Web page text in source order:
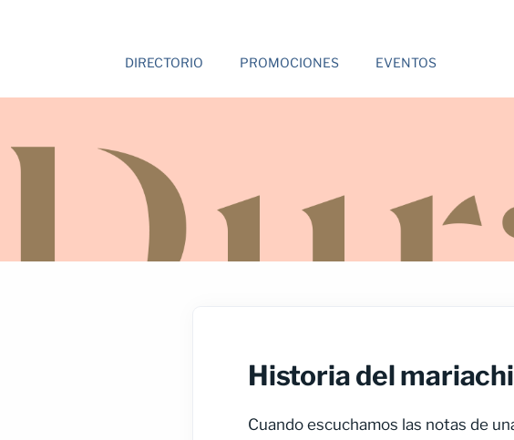
DIRECTORIO PROMOCIONES EVENTOS
Historia del
Cuando escuchamos las notas de